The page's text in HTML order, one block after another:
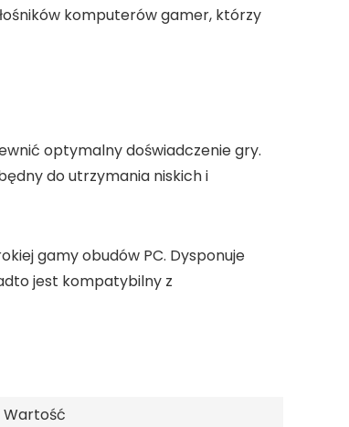
komputerów gamer, którzy
optymalny doświadczenie gry.
do utrzymania niskich i
gamy obudów PC. Dysponuje
jest kompatybilny z
Wartość